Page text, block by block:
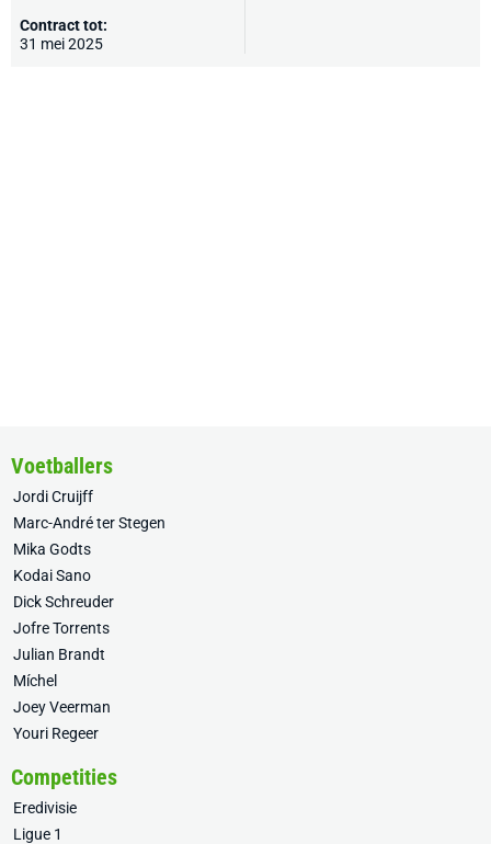
Contract tot:
31 mei 2025
Voetballers
Jordi Cruijff
Marc-André ter Stegen
Mika Godts
Kodai Sano
Dick Schreuder
Jofre Torrents
Julian Brandt
Míchel
Joey Veerman
Youri Regeer
Competities
Eredivisie
Ligue 1